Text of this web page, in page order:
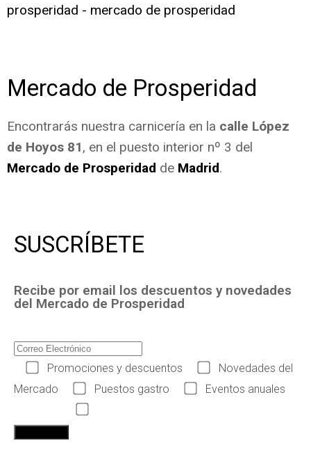
Mercado de Prosperidad
Encontrarás nuestra carnicería en la calle López
de Hoyos 81, en el puesto interior nº 3 del
Mercado de Prosperidad de Madrid.
SUSCRÍBETE
Recibe por email los descuentos y novedades
del Mercado de Prosperidad
Promociones y descuentos
Novedades del
Mercado
Puestos gastro
Eventos anuales